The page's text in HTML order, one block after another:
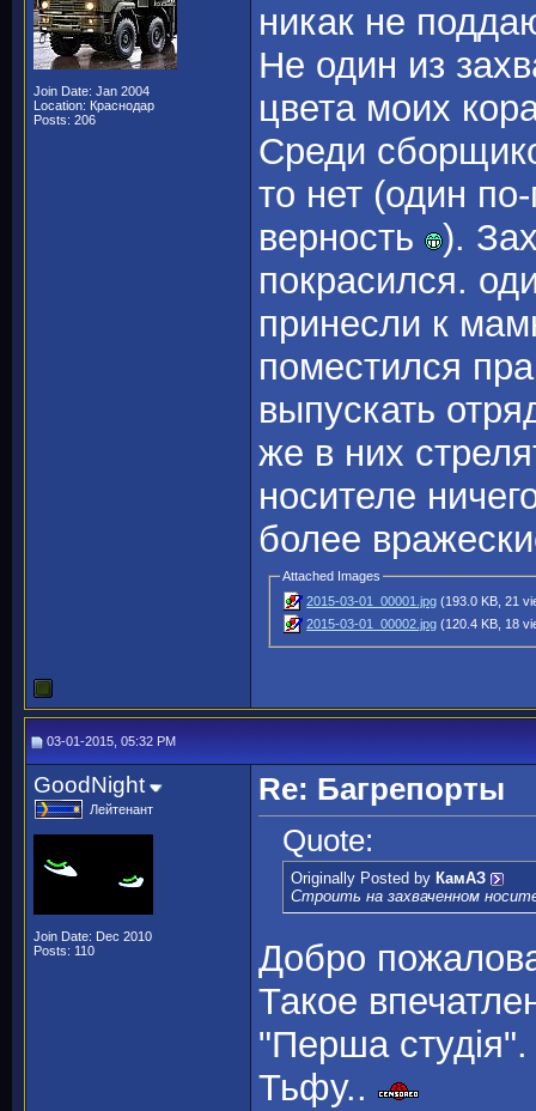
Join Date: Jan 2004
Location: Краснодар
Posts: 206
никак не
Не один из
цвета моих
Среди
то нет (один
верность
).
покрасился.
принесли к
поместился
выпускать
же в них
носителе
более
Attached Images
2015-03-01_00001.jpg (193.0 KB, 21
2015-03-01_00002.jpg (120.4 KB, 18
03-01-2015, 05:32 PM
GoodNight
Лейтенант
Join Date: Dec 2010
Posts: 110
Re: Багрепорты
Quote:
Originally Posted by КамАЗ
Строить на захваченном
Добро
Такое
"Перша студiя".
Тьфу..